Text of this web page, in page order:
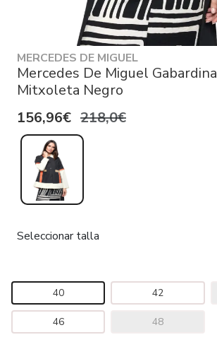
MERCEDES DE MIGUEL
Mercedes De Miguel Gabardina
Mitxoleta Negro
156,96€ 218,0€
Seleccionar talla
40 42
46 48